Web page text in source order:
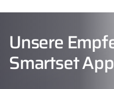
Unsere
Smartset App